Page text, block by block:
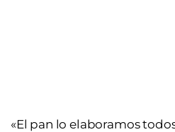
«El pan lo elaboramos